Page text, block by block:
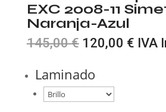
EXC 2008-11
Naranja-Azul
145,00€ El
original
era:
145,00 €.
120,00 €ElIVA
Laminado